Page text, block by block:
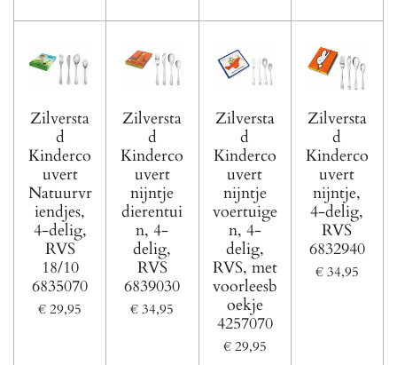
Zilversta
d
Kinderco
uvert
Natuurvr
iendjes,
4-delig,
RVS
18/10
6835070
€ 29,95
Zilversta
d
Kinderco
uvert
nijntje
dierentui
n, 4-
delig,
RVS
6839030
€ 34,95
Zilversta
d
Kinderco
uvert
nijntje
voertuige
n, 4-
delig,
RVS, met
voorleesb
oekje
4257070
€ 29,95
Zilversta
d
Kinderco
uvert
nijntje,
4-delig,
RVS
6832940
€ 34,95